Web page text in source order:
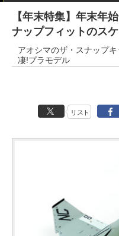
【年末特集】年末年
ナップフィットのス
アオシマのザ・スナップ
凄!プラモデル
リスト